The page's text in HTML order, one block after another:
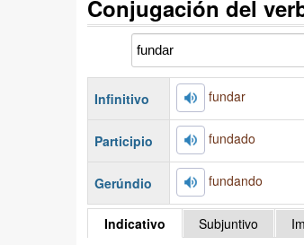
Conjugación del
Infinitivo fundar
Participio fundado
Gerúndio fundando
Indicativo Subjuntivo